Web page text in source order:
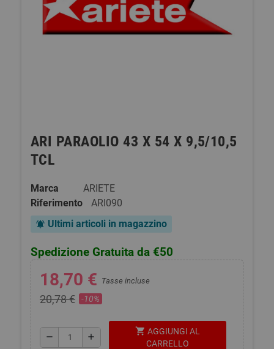
ARI PARAOLIO 43 X 54 X 9,5/10,5
TCL
Marca
ARIETE
Riferimento
ARI090
notifications_active Ultimi articoli in magazzino
Spedizione Gratuita da €50
18,70 € Tasse incluse
20,78 € -10%
remove add
shopping_cart AGGIUNGI AL
CARRELLO